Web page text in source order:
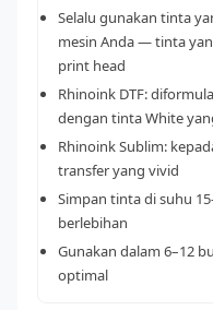
Selalu gunakan tinta
mesin Anda — tinta
print head
Rhinoink DTF:
dengan tinta White
Rhinoink Sublim:
transfer yang vivid
Simpan tinta di suhu
berlebihan
Gunakan dalam 6–12
optimal